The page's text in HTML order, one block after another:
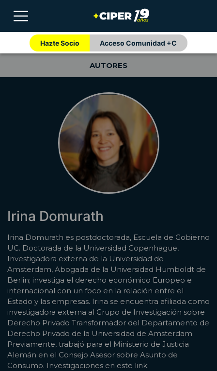
Hazte Socio Acceso Comunidad +C
AUTORES
Irina Domurath
Irina Domurath es postdoctorada, Escuela de Gobierno
UC. Doctorada de la Universidad Copenhague,
Investigadora externa de la Universidad de
Amsterdam, Abogada de la Universidad Humboldt de
Berlin; investiga el derecho económico Europeo e
internacional con un foco en la relación entre el
Estado y las empresas. Irina se encuentra afiliada como
investigadora externa al Grupo de Investigación sobre
Derecho Privado Transformador del Departamento de
Derecho Privado de la Universidad de Amsterdam.
Previamente, trabajó para el Ministerio de Justicia
Alemán en el Consejo Asesor sobre Asunto de
Consumo. Investigaciones en este link: